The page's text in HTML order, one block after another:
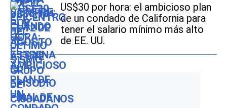
US$30 por hora: el ambicioso plan
de un condado de California para
tener el salario mínimo más alto
de EE. UU.